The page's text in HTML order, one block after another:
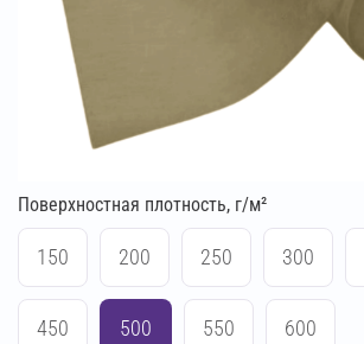
Поверхностная плотность, г/м²
150 200 250 300
450 500 550 600